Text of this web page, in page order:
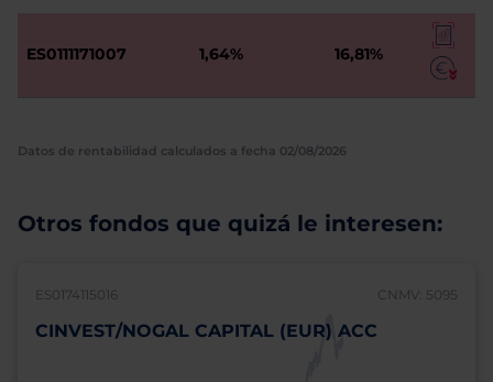
ES0111171007 1,64% 16,81%
Datos de rentabilidad calculados a fecha 02/08/2026
Otros fondos que quizá le interesen:
ES0174115016 CNMV: 5095
CINVEST/NOGAL CAPITAL (EUR) ACC